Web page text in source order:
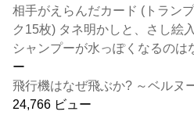
相手がえらんだカード (トラン
ク15枚) タネ明かしと、さし絵
シャンプーが水っぽくなるのは
ー
飛行機はなぜ飛ぶか? ～ベルヌ
24,766 ビュー